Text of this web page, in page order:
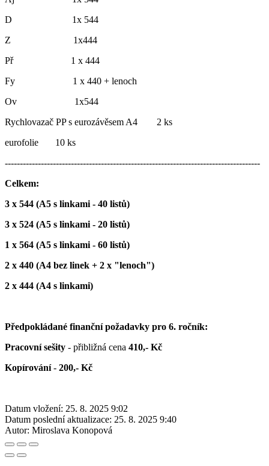
D 1x 544
Z 1x444
Př 1 x 444
Fy 1 x 440 + lenoch
Ov 1x544
Rychlovazač PP s eurozávěsem A4 2 ks
eurofolie 10 ks
-------------------------------------------------------------------------------------
Celkem:
3 x 544 (A5 s linkami - 40 listů)
3 x 524 (A5 s linkami - 20 listů)
1 x 564 (A5 s linkami - 60 listů)
2 x 440 (A4 bez linek + 2 x "lenoch")
2 x 444 (A4 s linkami)
Předpokládané finanční požadavky pro 6. ročník:
Pracovní sešity - přibližná cena 410,- Kč
Kopírování- 200,- Kč
Datum vložení: 25. 8. 2025 9:02
Datum poslední aktualizace: 25. 8. 2025 9:40
Autor: Miroslava Konopová